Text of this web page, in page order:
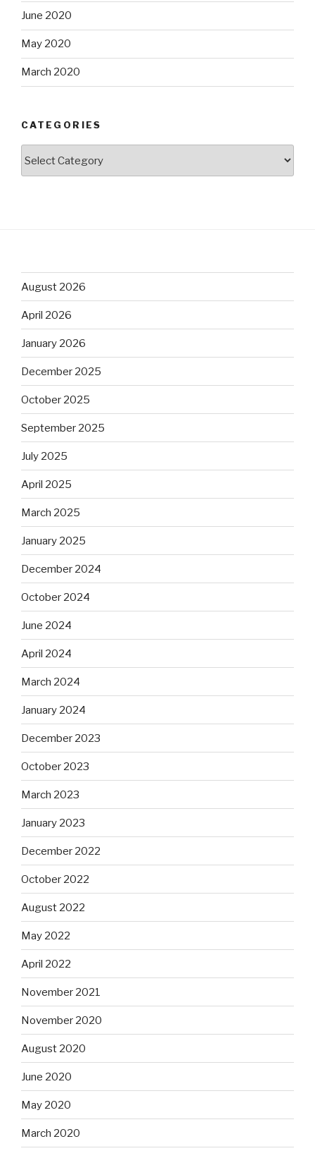
June 2020
May 2020
March 2020
CATEGORIES
August 2026
April 2026
January 2026
December 2025
October 2025
September 2025
July 2025
April 2025
March 2025
January 2025
December 2024
October 2024
June 2024
April 2024
March 2024
January 2024
December 2023
October 2023
March 2023
January 2023
December 2022
October 2022
August 2022
May 2022
April 2022
November 2021
November 2020
August 2020
June 2020
May 2020
March 2020